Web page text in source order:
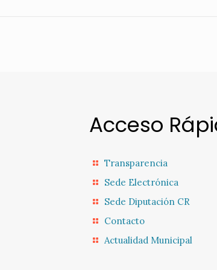
Acceso
Transparencia
Sede Electrónica
Sede Diputación CR
Contacto
Actualidad Municipal